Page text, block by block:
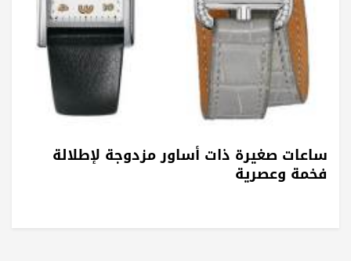
ساعات صغيرة ذات أساور مزدوجة لإطلالة
فخمة وعصرية